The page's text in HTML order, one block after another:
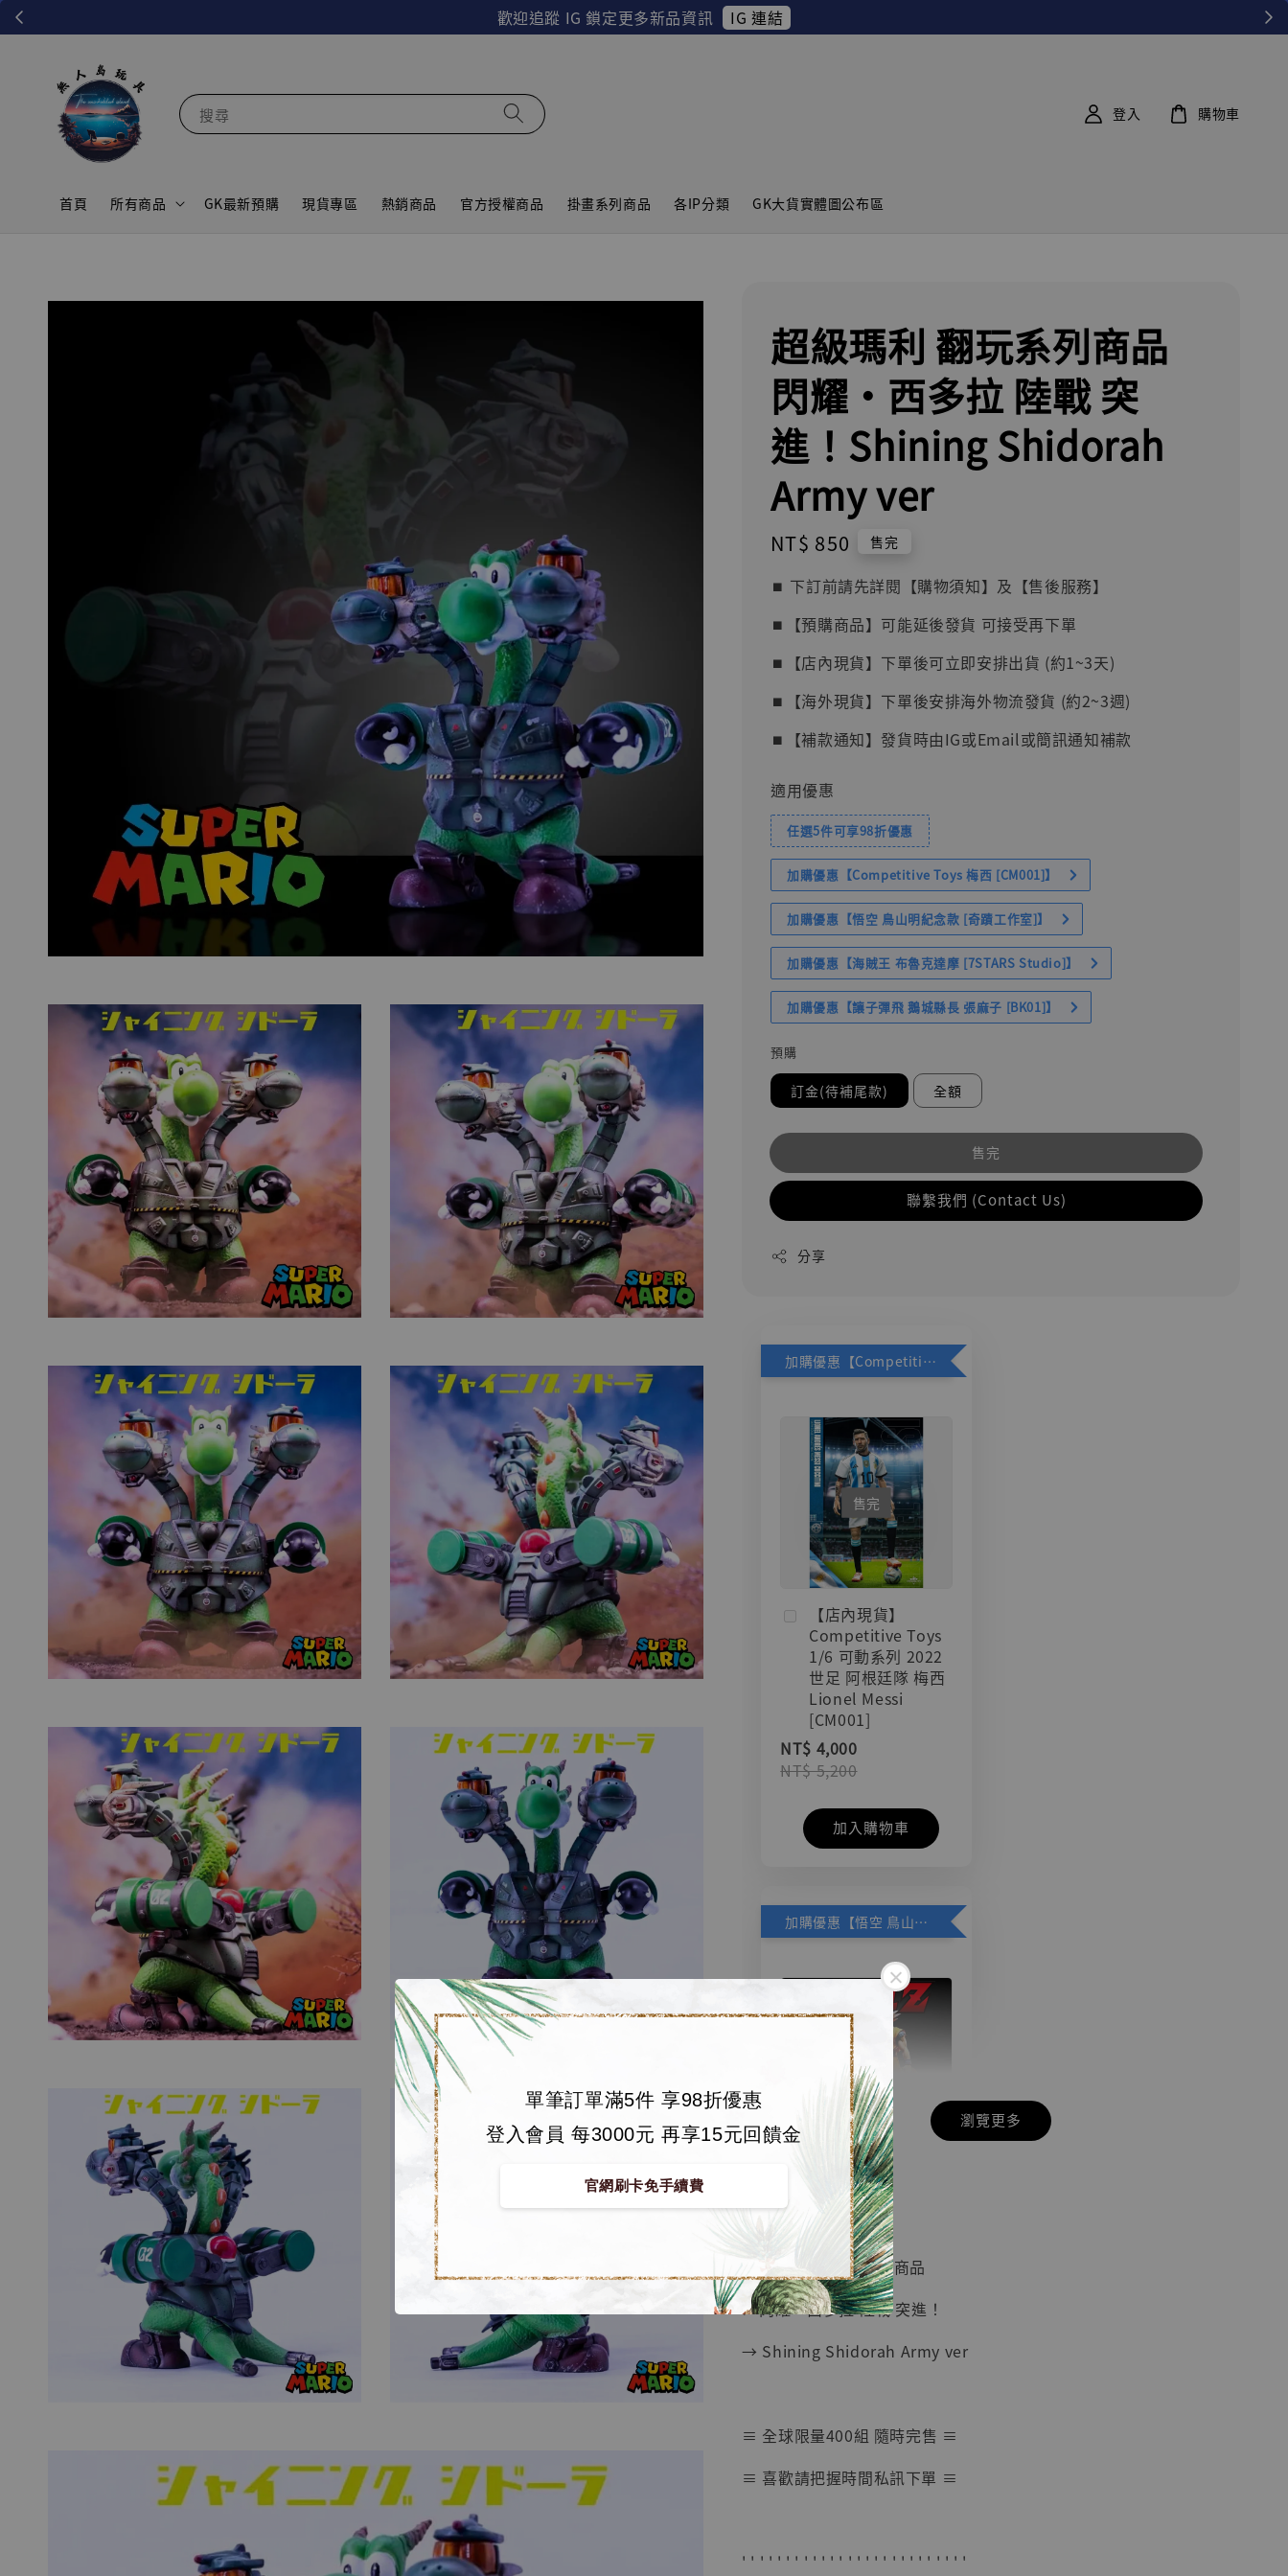
歡迎追蹤 IG 鎖定更多新品資訊 IG 連結
單筆訂單滿5件 享98折優惠
登入會員 每3000元 再享15元回饋金
官網刷卡免手續費
搜尋
首頁 所有商品 GK最新預購 現貨專區 熱銷商品 官方授權商品 掛畫系列商品 各IP分類 GK大貨實體圖公布區
登入 購物車
超級瑪利 翻玩系列商品
閃耀·西多拉 陸戰 突
進！Shining Shidorah
Army ver
Regular
price
NT$ 850 售完
⏹︎ 下訂前請先詳閱【購物須知】及【售後服務】
⏹︎【預購商品】可能延後發貨 可接受再下單
⏹︎【店內現貨】下單後可立即安排出貨 (約1~3天)
⏹︎【海外現貨】下單後安排海外物流發貨 (約2~3週)
⏹︎【補款通知】發貨時由IG或Email或簡訊通知補款
適用優惠
任選5件可享98折優惠
加購優惠【Competitive Toys 梅西 [CM001]】
加購優惠【悟空 鳥山明紀念款 [奇蹟工作室]】
加購優惠【海賊王 布魯克達摩 [7STARS Studio]】
加購優惠【讓子彈飛 鵝城縣長 張麻子 [BK01]】
預購
訂金(待補尾款) 全額
售完
聯繫我們 (Contact Us)
分享
加購優惠【Competitive Toys 梅西 [CM001]】
售完
【店內現貨】
Competitive Toys
1/6 可動系列 2022
世足 阿根廷隊 梅西
Lionel Messi
[CM001]
NT$ 4,000
NT$ 5,200
加入購物車
加購優惠【悟空 鳥山明紀念款 [奇蹟工作室]】
【店內現貨】七龍珠
系列蒐藏雕像 悟空
鳥山明紀念款 [奇蹟
工作室]
NT$ 4,280
NT$ 5,580
-
加入購物車
加購優惠【海賊王 布魯克達摩 [7STARS Studio]】
瀏覽更多
🏝【無人島玩具】
■ 超級瑪利 翻玩系列商品
➤ 閃耀·西多拉 陸戰 突進！
→ Shining Shidorah Army ver
≡ 全球限量400組 隨時完售 ≡
≡ 喜歡請把握時間私訊下單 ≡
' ' ' ' ' ' ' ' ' ' ' ' ' ' ' ' ' ' ' ' ' ' ' ' ' '